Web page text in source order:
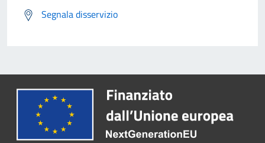
Segnala disservizio